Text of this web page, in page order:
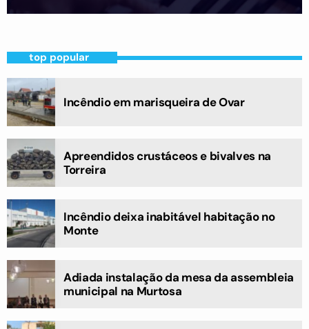
top popular
Incêndio em marisqueira de Ovar
Apreendidos crustáceos e bivalves na
Torreira
Incêndio deixa inabitável habitação no
Monte
Adiada instalação da mesa da assembleia
municipal na Murtosa